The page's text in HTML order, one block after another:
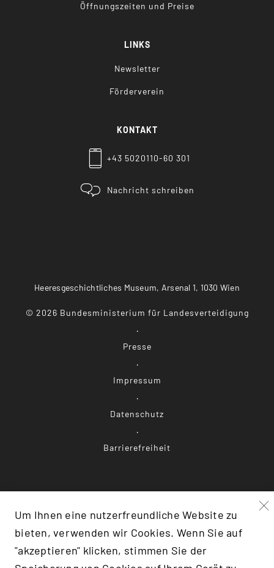
Öffnungszeiten und Preise
LINKS
Newsletter
Förderverein
KONTAKT
+43 5020110-60 301
Nachricht schreiben
Heeresgeschichtliches Museum, Arsenal 1, 1030 Wien
© 2026 Bundesministerium für Landesverteidigung
Presse
Impressum
Datenschutz
Barrierefreiheit
Um Ihnen eine nutzerfreundliche Website zu
bieten, verwenden wir Cookies. Wenn Sie auf
"akzeptieren" klicken, stimmen Sie der